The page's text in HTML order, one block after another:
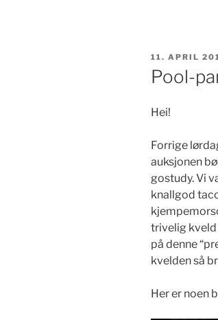
PUBLISERT
11. APRIL
Pool-
Hei!
Forrige
auksjonen
gostudy. Vi
knallgod
trivelig kveld
på denne
kvelden så
Her er noen